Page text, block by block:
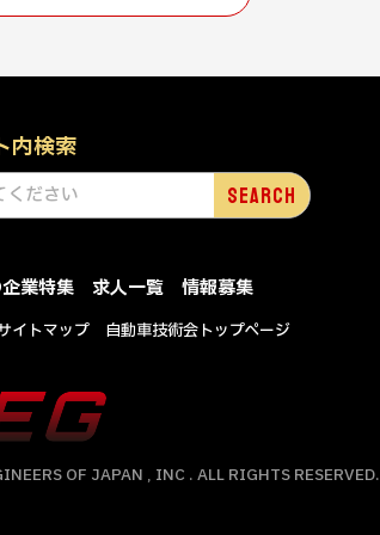
内検索
業特集 求人一覧
情報募集
イトマップ 自動車技術会トップページ
OF JAPAN , INC . ALL RIGHTS RESERVED.